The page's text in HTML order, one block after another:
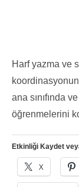
Harf yazma ve
ana sınıfında
öğrenmelerini
Etkinliği Kaydet
X